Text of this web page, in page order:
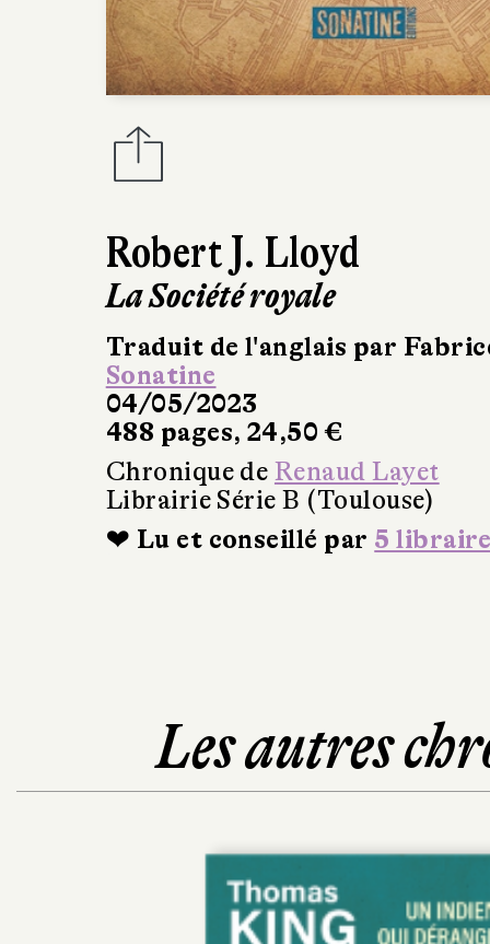
Robert J. Lloyd
La Société royale
Traduit de l'anglais par
Sonatine
04/05/2023
488 pages, 24,50 €
Chronique de Renaud Layet
Librairie Série B (Toulouse)
❤ Lu et conseillé par 5
Les autres